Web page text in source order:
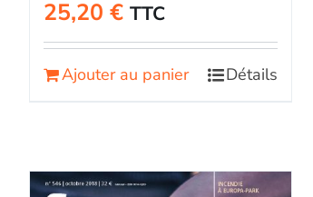
25,20 € TTC
Ajouter au panier Détails